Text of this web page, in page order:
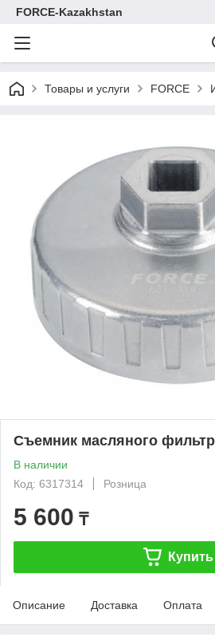
FORCE-Kazakhstan
Товары и услуги FORCE
Съемник масляного
В наличии
Код: 6317314
Розница
5 600 ₸
Купить
Описание Доставка Оплата